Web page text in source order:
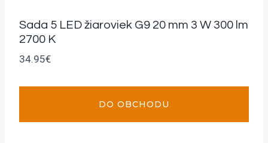
Sada 5 LED žiaroviek G9 20 mm 3 W 300 lm
2700 K
34.95€
DO OBCHODU